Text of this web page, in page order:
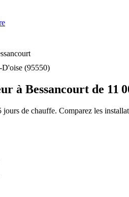
D'oise (95550)
à Bessancourt de 11
de chauffe. Comparez les